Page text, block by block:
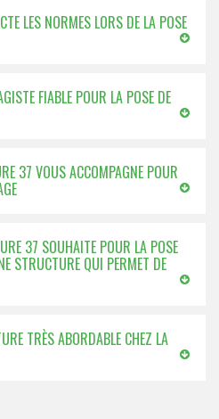
LES NORMES LORS DE LA POSE
FIABLE POUR LA POSE DE
37 VOUS ACCOMPAGNE POUR
37 SOUHAITE POUR LA POSE
STRUCTURE QUI PERMET DE
TRÈS ABORDABLE CHEZ LA